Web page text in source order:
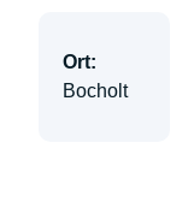
Ort:
Bocholt